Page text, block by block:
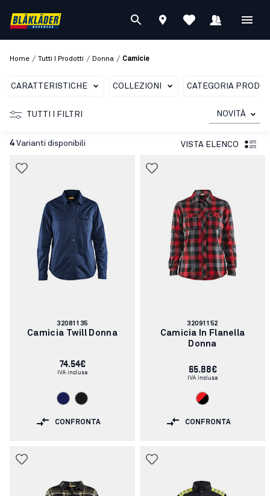
Home / Tutti I Prodotti / Donna / Camicie
CARATTERISTICHE COLLEZIONI CATEGORIA
TUTTI I FILTRI NOVITÀ
4 Varianti disponibili VISTA ELENCO
Codice
articolo:
32081135
Camicia Twill Donna
74.54€
IVA inclusa
CONFRONTA
Codice
articolo:
32091152
Camicia In Flanella
Donna
65.88€
IVA inclusa
CONFRONTA